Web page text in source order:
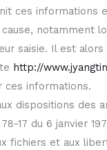
ces informations
notamment
saisie. Il est alors
http://
ces informations.
dispositions des
17 du 6 janvier
fichiers et aux